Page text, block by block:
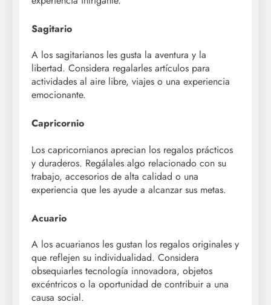
Sagitario
A los sagitarianos les gusta la aventura y la
libertad. Considera regalarles artículos para
actividades al aire libre, viajes o una experiencia
emocionante.
Capricornio
Los capricornianos aprecian los regalos prácticos
y duraderos. Regálales algo relacionado con su
trabajo, accesorios de alta calidad o una
experiencia que les ayude a alcanzar sus metas.
Acuario
A los acuarianos les gustan los regalos originales y
que reflejen su individualidad. Considera
obsequiarles tecnología innovadora, objetos
excéntricos o la oportunidad de contribuir a una
causa social.